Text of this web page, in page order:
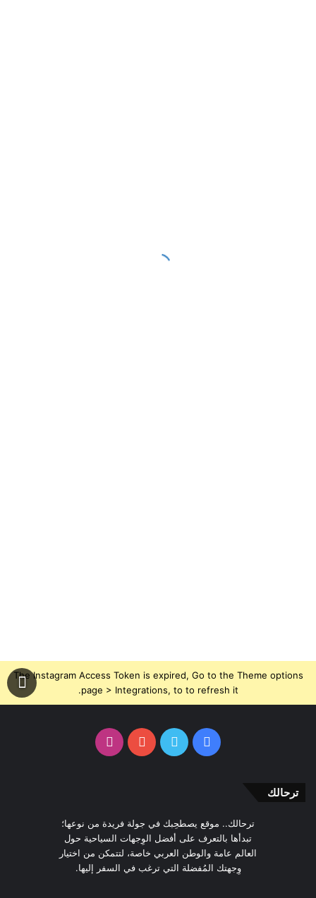
The Instagram Access Token is expired, Go to the Theme options
page > Integrations, to to refresh it.
فيسبوك تويتر يوتيوب انستقرام
ترحالك
ترحالك.. موقع يصطحِبك في جولة فريدة من نوعها؛
تبدأها بالتعرف على أفضل الوِجهات السياحية حول
العالم عامة والوطن العربي خاصة، لتتمكن من اختيار
وِجهتك المُفضلة التي ترغب في السفر إليها.